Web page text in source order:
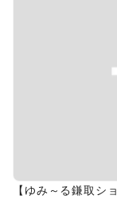
Previous
【ゆみ～る鎌取シ